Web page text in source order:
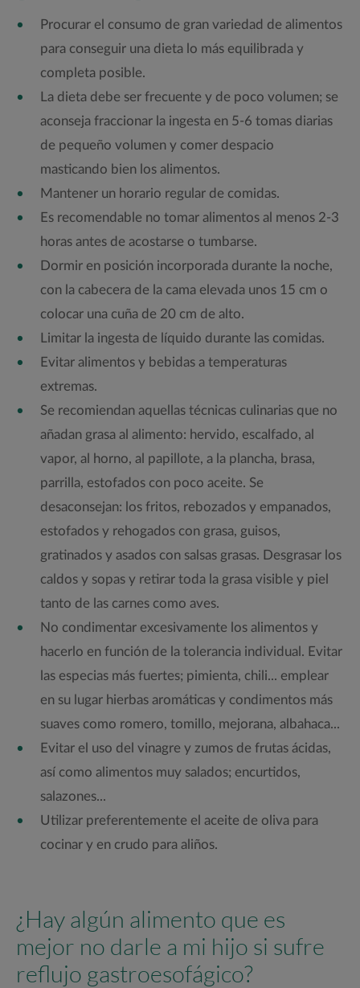
Procurar el consumo de gran variedad de alimentos
para conseguir una dieta lo más equilibrada y
completa posible.
La dieta debe ser frecuente y de poco volumen; se
aconseja fraccionar la ingesta en 5-6 tomas diarias
de pequeño volumen y comer despacio
masticando bien los alimentos.
Mantener un horario regular de comidas.
Es recomendable no tomar alimentos al menos 2-3
horas antes de acostarse o tumbarse.
Dormir en posición incorporada durante la noche,
con la cabecera de la cama elevada unos 15 cm o
colocar una cuña de 20 cm de alto.
Limitar la ingesta de líquido durante las comidas.
Evitar alimentos y bebidas a temperaturas
extremas.
Se recomiendan aquellas técnicas culinarias que no
añadan grasa al alimento: hervido, escalfado, al
vapor, al horno, al papillote, a la plancha, brasa,
parrilla, estofados con poco aceite. Se
desaconsejan: los fritos, rebozados y empanados,
estofados y rehogados con grasa, guisos,
gratinados y asados con salsas grasas. Desgrasar los
caldos y sopas y retirar toda la grasa visible y piel
tanto de las carnes como aves.
No condimentar excesivamente los alimentos y
hacerlo en función de la tolerancia individual. Evitar
las especias más fuertes; pimienta, chili... emplear
en su lugar hierbas aromáticas y condimentos más
suaves como romero, tomillo, mejorana, albahaca...
Evitar el uso del vinagre y zumos de frutas ácidas,
así como alimentos muy salados; encurtidos,
salazones...
Utilizar preferentemente el aceite de oliva para
cocinar y en crudo para aliños.
¿Hay algún alimento que es
mejor no darle a mi hijo si sufre
reflujo gastroesofágico?